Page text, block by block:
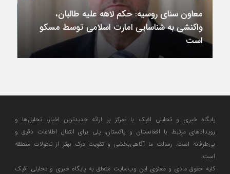
اندیشکده آمریکایی: حمایت پاکستان از ایران
نمادین بود؛ واشنگتن در حال فعال‌سازی نقش
امنیتی جدید اسلام‌آباد
پایگاه خبری و تحلیلی افپک با تمرکز بر ارائه جدیدترین اخبار، تحلیل‌ها و
رویدادهای مرتبط با افغانستان و پاکستان، پلی برای انتقال اطلاعات دقیق و
بی‌طرفانه است. رسالت ما آگاهی‌بخشی و تقویت درک بهتر از تحولات منطقه
است.
کلیه حقوق مادی و معنوی این وب‌سایت متعلق به پایگاه خبری و تحلیلی افپک